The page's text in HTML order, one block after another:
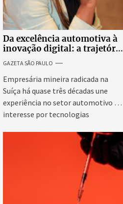
Da excelência automotiva à
inovação digital: a trajetória
internacional da empresária
Adriene Silva
GAZETA SÃO PAULO
Empresária mineira radicada na
Suíça há quase três décadas une
experiência no setor automotivo e
interesse por tecnologias